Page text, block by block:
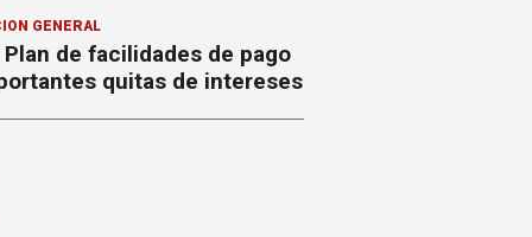
GENERAL
Plan de facilidades de pago
quitas de intereses